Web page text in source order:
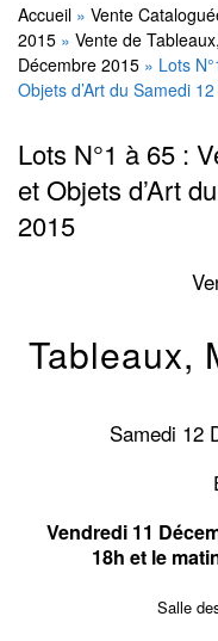
Marteau
Accueil » Vente
2015 » Vente de
Décembre 2015 » Lots
Objets d’Art du Samedi
Lots N°1 à 65 :
et Objets d’Art
2015
Tableaux,
Samedi 12
Vendredi 11
18h et le
Salle